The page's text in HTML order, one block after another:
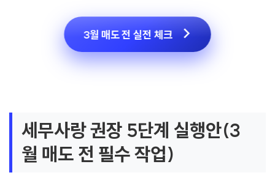
3월 매도 전 실전 체크
세무사랑 권장 5단계 실행안(3
월 매도 전 필수 작업)